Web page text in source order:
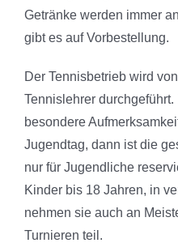
Getränke werden immer
gibt es auf Vorbestellung.
Der Tennisbetrieb wird
Tennislehrer
besondere
Jugendtag, dann ist die
nur für Jugendliche
Kinder bis 18 Jahren, in
nehmen sie auch an
Turnieren teil.